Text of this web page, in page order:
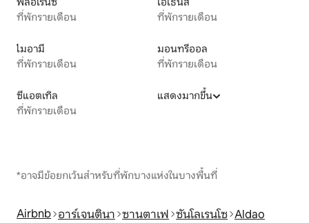
ที่พักรายเดือน
ที่พักรายเดือน
ไมอามี
ที่พักรายเดือน
มอนทรีออล
ที่พักรายเดือน
ซีแอตเทิล
ที่พักรายเดือน
แสดงมากขึ้น
*อาจมีข้อยกเว้นสำหรับที่พักบางแห่งในบางพื้นที่
Airbnb อาร์เจนตินา ซานตาเฟ ซันโลเรนโซ Aldao